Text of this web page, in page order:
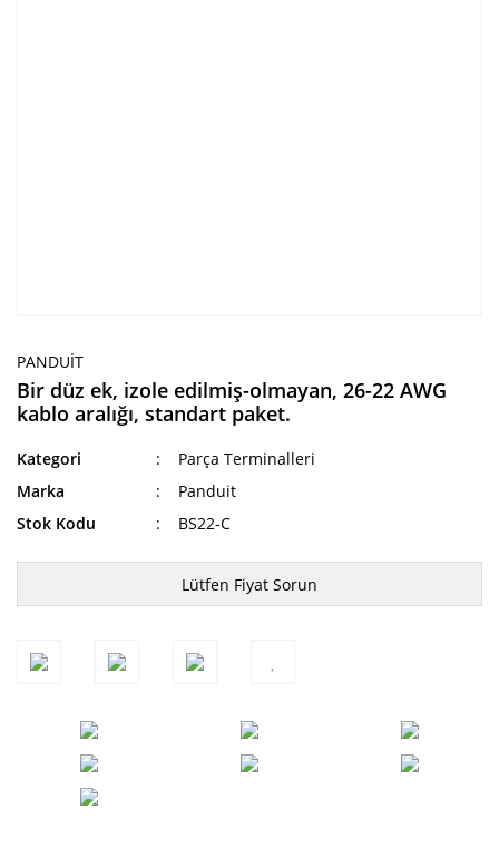
PANDUIT
Bir düz ek, izole edilmiş-olmayan, 26-22 AWG
kablo aralığı, standart paket.
Kategori
Parça Terminalleri
Marka
Panduit
Stok Kodu
BS22-C
Lütfen Fiyat Sorun